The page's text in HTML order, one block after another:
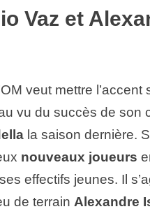
Vaz et
veut mettre l’accent
vu du succès de son
la saison dernière.
nouveaux joueurs
effectifs jeunes. Il
de terrain Alexandre